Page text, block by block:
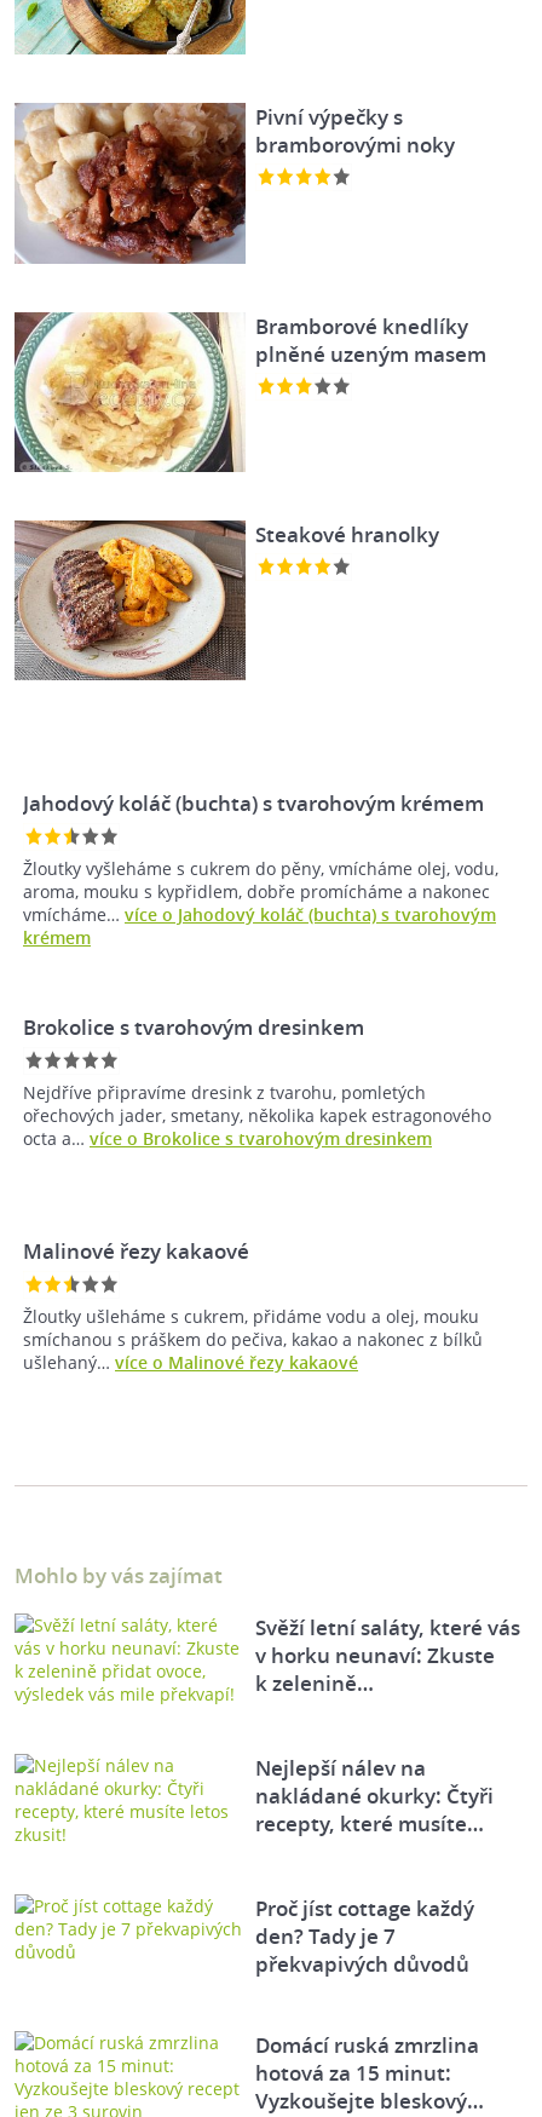
Pivní výpečky s
bramborovými noky
Bramborové knedlíky
plněné uzeným masem
Steakové hranolky
Jahodový koláč (buchta) s tvarohovým krémem
Žloutky vyšleháme s cukrem do pěny, vmícháme olej, vodu,
aroma, mouku s kypřidlem, dobře promícháme a nakonec
vmícháme… více o Jahodový koláč (buchta) s tvarohovým
krémem
Brokolice s tvarohovým dresinkem
Nejdříve připravíme dresink z tvarohu, pomletých
ořechových jader, smetany, několika kapek estragonového
octa a… více o Brokolice s tvarohovým dresinkem
Malinové řezy kakaové
Žloutky ušleháme s cukrem, přidáme vodu a olej, mouku
smíchanou s práškem do pečiva, kakao a nakonec z bílků
ušlehaný… více o Malinové řezy kakaové
Mohlo by vás zajímat
Svěží letní saláty, které vás
v horku neunaví: Zkuste
k zelenině…
Nejlepší nálev na
nakládané okurky: Čtyři
recepty, které musíte…
Proč jíst cottage každý
den? Tady je 7
překvapivých důvodů
Domácí ruská zmrzlina
hotová za 15 minut:
Vyzkoušejte bleskový…